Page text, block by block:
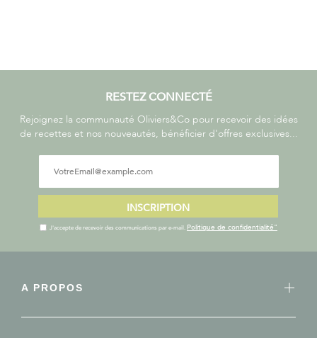
RESTEZ CONNECTÉ
Rejoignez la communauté Oliviers&Co pour recevoir des idées
de recettes et nos nouveautés, bénéficier d'offres exclusives...
INSCRIPTION
J'accepte de recevoir des communications par e-mail. Politique de confidentialité"
A PROPOS